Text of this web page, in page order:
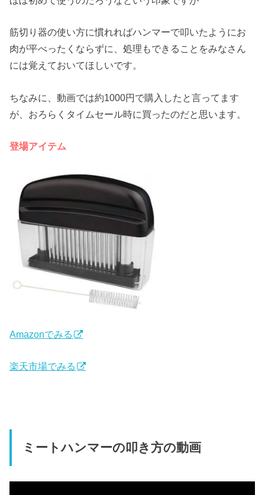
筋切り器の使い方に慣れればハンマーで叩いたようにお
肉が平べったくならずに、処理もできることをみなさん
には覚えておいてほしいです。
ちなみに、動画では約1000円で購入したと言ってます
が、おろらくタイムセール時に買ったのだと思います。
登場アイテム
Amazonでみる
楽天市場でみる
ミートハンマーの叩き方の動画